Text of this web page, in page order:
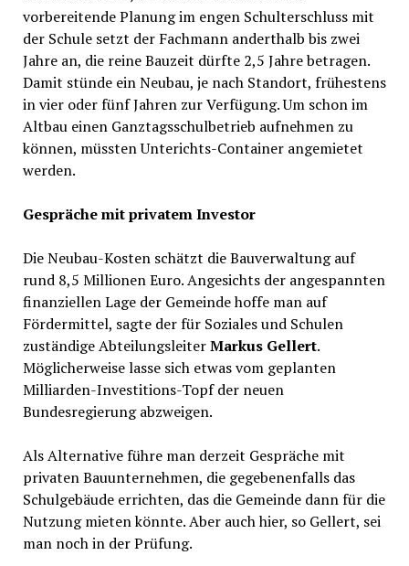
vorbereitende Planung im engen Schulterschluss mit
der Schule setzt der Fachmann anderthalb bis zwei
Jahre an, die reine Bauzeit dürfte 2,5 Jahre betragen.
Damit stünde ein Neubau, je nach Standort, frühestens
in vier oder fünf Jahren zur Verfügung. Um schon im
Altbau einen Ganztagsschulbetrieb aufnehmen zu
können, müssten Unterichts-Container angemietet
werden.
Gespräche mit privatem Investor
Die Neubau-Kosten schätzt die Bauverwaltung auf
rund 8,5 Millionen Euro. Angesichts der angespannten
finanziellen Lage der Gemeinde hoffe man auf
Fördermittel, sagte der für Soziales und Schulen
zuständige AbteilungsleiterMarkus Gellert.
Möglicherweise lasse sich etwas vom geplanten
Milliarden-Investitions-Topf der neuen
Bundesregierung abzweigen.
Als Alternative führe man derzeit Gespräche mit
privaten Bauunternehmen, die gegebenenfalls das
Schulgebäude errichten, das die Gemeinde dann für die
Nutzung mieten könnte. Aber auch hier, so Gellert, sei
man noch in der Prüfung.